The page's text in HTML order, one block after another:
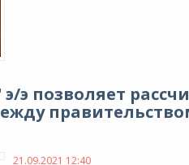
э позволяет
21.09.2021 12:40